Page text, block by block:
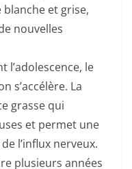
et grise,
nouvelles
l’adolescence, le
s’accélère. La
grasse qui
et permet une
l’influx nerveux.
plusieurs années